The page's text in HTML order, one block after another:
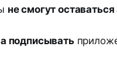
не смогут
подписывать